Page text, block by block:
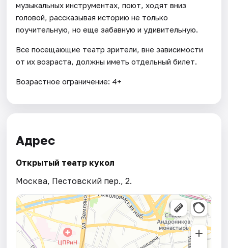
музыкальных инструментах, поют, ходят вниз
головой, рассказывая историю не только
поучительную, но еще забавную и удивительную.
Все посещающие театр зрители, вне зависимости
от их возраста, должны иметь отдельный билет.
Возрастное ограничение: 4+
Адрес
Открытый театр кукол
Москва, Пестовский пер., 2.